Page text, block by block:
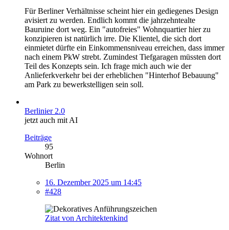
Für Berliner Verhältnisse scheint hier ein gediegenes Design
avisiert zu werden. Endlich kommt die jahrzehntealte
Bauruine dort weg. Ein "autofreies" Wohnquartier hier zu
konzipieren ist natürlich irre. Die Klientel, die sich dort
einmietet dürfte ein Einkommensniveau erreichen, dass immer
nach einem PkW strebt. Zumindest Tiefgaragen müssten dort
Teil des Konzepts sein. Ich frage mich auch wie der
Anlieferkverkehr bei der erheblichen "Hinterhof Bebauung"
am Park zu bewerkstelligen sein soll.
Berlinier 2.0
jetzt auch mit AI
Beiträge
95
Wohnort
Berlin
16. Dezember 2025 um 14:45
#428
Zitat von Architektenkind